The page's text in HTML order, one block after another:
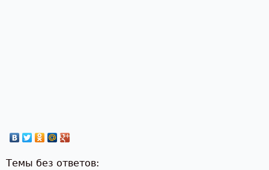
Темы без ответов: